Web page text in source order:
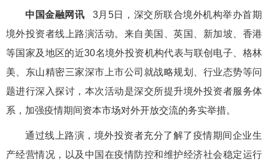
中国金融网讯 3月5日，深交所联合境外机构举办首期
境外投资者线上路演活动。来自美国、英国、新加坡、香港
等国家及地区的近30名境外投资机构代表与联创电子、格林
美、东山精密三家深市上市公司就战略规划、行业态势等问
题进行深入探讨，本次活动是深交所提升境外投资者服务体
系，加强疫情期间资本市场对外开放交流的务实举措。
通过线上路演，境外投资者充分了解了疫情期间企业生
产经营情况，以及中国在疫情防控和维护经济社会稳定运行